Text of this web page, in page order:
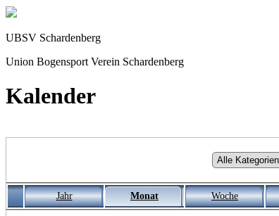
UBSV Schardenberg
Union Bogensport Verein Schardenberg
Kalender
Jahr Monat Woche